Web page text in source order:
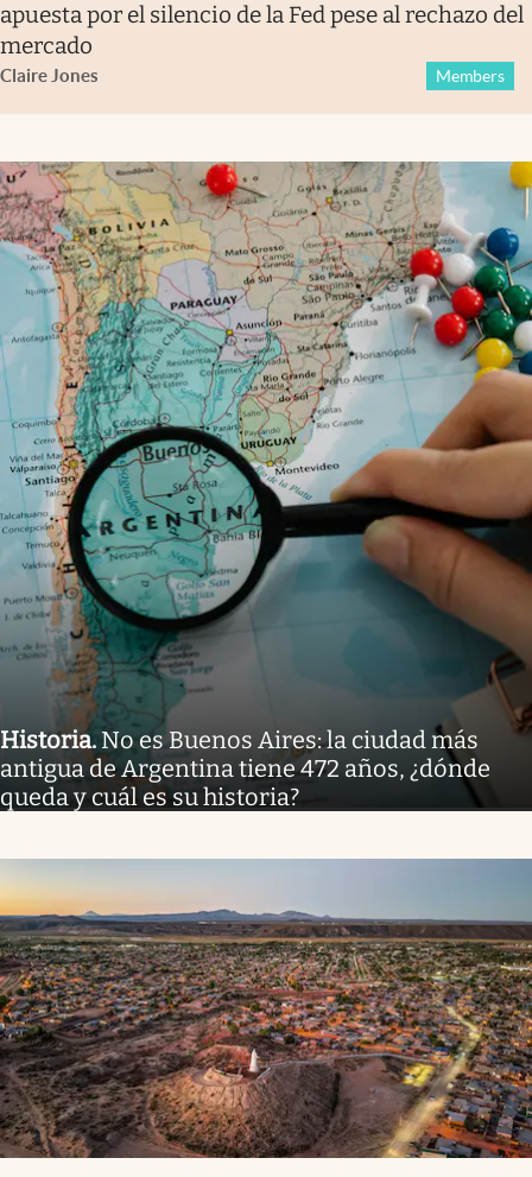
apuesta por el silencio de la Fed pese al rechazo del
mercado
Claire Jones Members
Historia. No es Buenos Aires: la ciudad más
antigua de Argentina tiene 472 años, ¿dónde
queda y cuál es su historia?